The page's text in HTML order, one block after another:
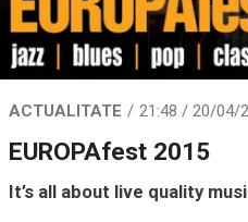
ACTUALITATE 21:48 / 20/04/
EUROPAfest 2015
It’s all about live quality